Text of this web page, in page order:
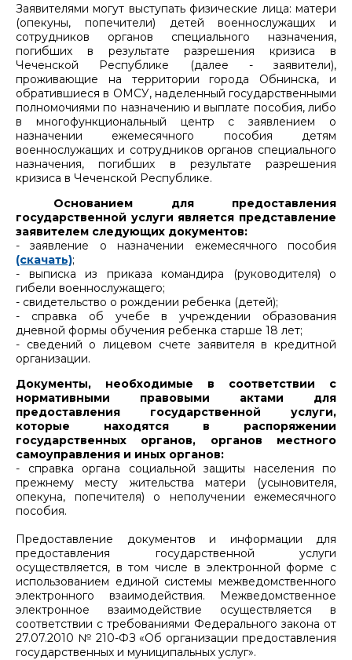
Заявителями могут выступать физические лица: матери
(опекуны, попечители) детей военнослужащих и
сотрудников органов специального назначения,
погибших в результате разрешения кризиса в
Чеченской Республике (далее - заявители),
проживающие на территории города Обнинска, и
обратившиеся в ОМСУ, наделенный государственными
полномочиями по назначению и выплате пособия, либо
в многофункциональный центр с заявлением о
назначении ежемесячного пособия детям
военнослужащих и сотрудников органов специального
назначения, погибших в результате разрешения
кризиса в Чеченской Республике.
Основанием для предоставления
государственной услуги является представление
заявителем следующих документов:
- заявление о назначении ежемесячного пособия
(скачать);
- выписка из приказа командира (руководителя) о
гибели военнослужащего;
- свидетельство о рождении ребенка (детей);
- справка об учебе в учреждении образования
дневной формы обучения ребенка старше 18 лет;
- сведений о лицевом счете заявителя в кредитной
организации.
Документы, необходимые в соответствии с
нормативными правовыми актами для
предоставления государственной услуги,
которые находятся в распоряжении
государственных органов, органов местного
самоуправления и иных органов:
- справка органа социальной защиты населения по
прежнему месту жительства матери (усыновителя,
опекуна, попечителя) о неполучении ежемесячного
пособия.
Предоставление документов и информации для
предоставления государственной услуги
осуществляется, в том числе в электронной форме с
использованием единой системы межведомственного
электронного взаимодействия. Межведомственное
электронное взаимодействие осуществляется в
соответствии с требованиями Федерального закона от
27.07.2010 № 210-ФЗ «Об организации предоставления
государственных и муниципальных услуг».